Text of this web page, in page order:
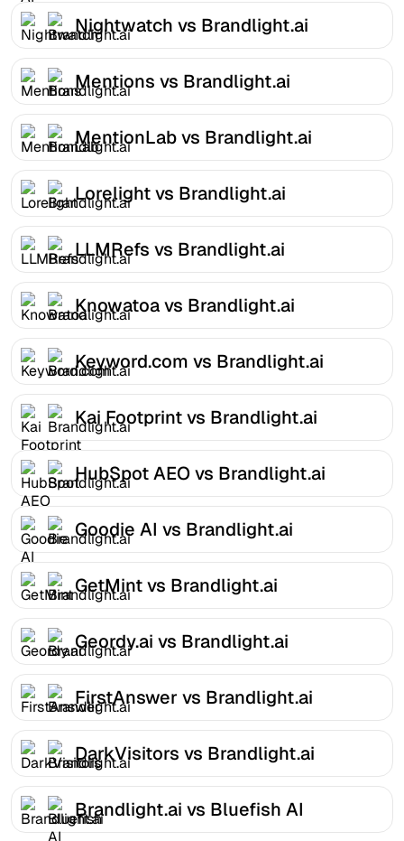
Nightwatch vs Brandlight.ai
Mentions vs Brandlight.ai
MentionLab vs Brandlight.ai
Lorelight vs Brandlight.ai
LLMRefs vs Brandlight.ai
Knowatoa vs Brandlight.ai
Keyword.com vs Brandlight.ai
Kai Footprint vs Brandlight.ai
HubSpot AEO vs Brandlight.ai
Goodie AI vs Brandlight.ai
GetMint vs Brandlight.ai
Geordy.ai vs Brandlight.ai
FirstAnswer vs Brandlight.ai
DarkVisitors vs Brandlight.ai
Brandlight.ai vs Bluefish AI